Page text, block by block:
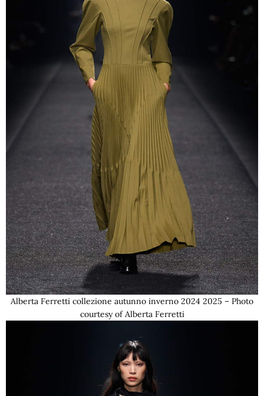
Alberta Ferretti collezione autunno inverno 2024 2025 – Photo
courtesy of Alberta Ferretti